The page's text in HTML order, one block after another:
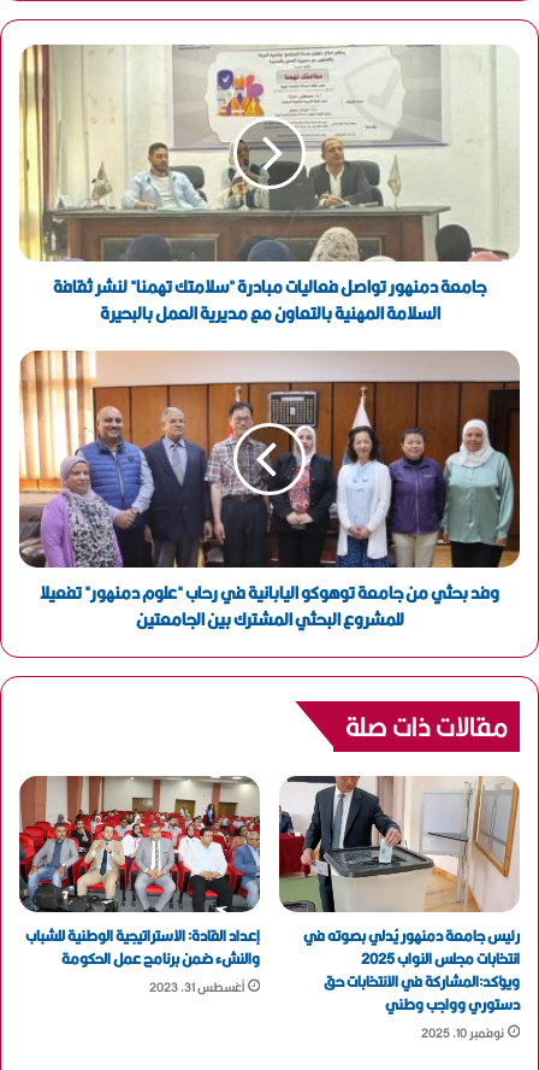
د
ر
جامعة دمنهور تواصل فعاليات مبادرة "سلامتك تهمنا" لنشر ثقافة
السلامة المهنية بالتعاون مع مديرية العمل بالبحيرة
وفد بحثي من جامعة توهوكو اليابانية في رحاب "علوم دمنهور" تفعيلا
للمشروع البحثي المشترك بين الجامعتين
مقالات ذات صلة
رئيس جامعة دمنهور يُدلي بصوته في
انتخابات مجلس النواب 2025
ويؤكد:المشاركة في الانتخابات حق
دستوري وواجب وطني
نوفمبر 10, 2025
إعداد القادة: الاستراتيجية الوطنية للشباب
والنشء ضمن برنامج عمل الحكومة
أغسطس 31, 2023